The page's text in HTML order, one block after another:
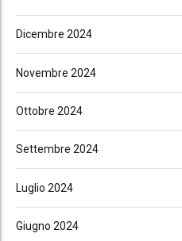
Dicembre 2024
Novembre 2024
Ottobre 2024
Settembre 2024
Luglio 2024
Giugno 2024